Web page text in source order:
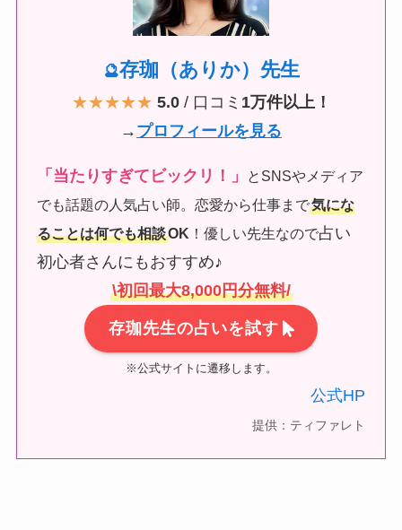
🔮存珈（ありか）先生
★★★★★ 5.0/ 口コミ 1万件以上！
→ プロフィールを見る
「当たりすぎてビックリ！」
とSNSやメディア
でも話題の人気占い師。恋愛から仕事まで気にな
ることは何でも相談OK ！優しい先生なので占い
初心者さんにもおすすめ♪
\初回最大8,000円分無料/
存珈先生の占いを試す
※公式サイトに遷移します。
公式HP
提供：ティファレト